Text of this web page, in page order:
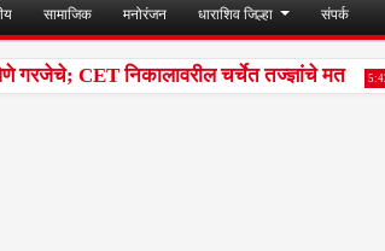
सामाजिक मनोरंजन धाराशिव जिल्हा संपर्क
CET निकालावरील चर्चेत तज्ज्ञांचे मत 5:42 PM